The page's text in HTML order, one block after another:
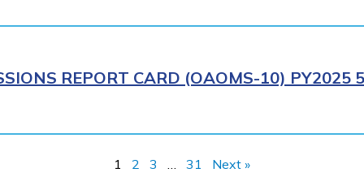
REPORT CARD (OAOMS-10) PY2025
1 2 3 31 Next »